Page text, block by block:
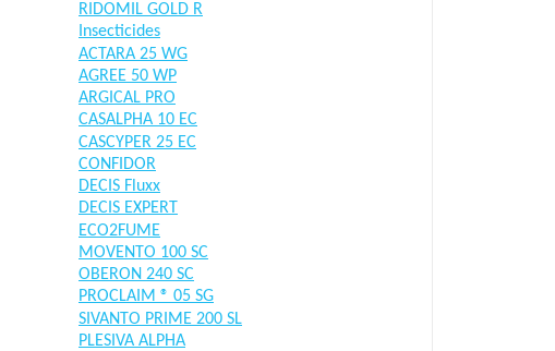
RIDOMIL GOLD R
Insecticides
ACTARA 25 WG
AGREE 50 WP
ARGICAL PRO
CASALPHA 10 EC
CASCYPER 25 EC
CONFIDOR
DECIS Fluxx
DECIS EXPERT
ECO2FUME
MOVENTO 100 SC
OBERON 240 SC
PROCLAIM ® 05 SG
SIVANTO PRIME 200 SL
PLESIVA ALPHA